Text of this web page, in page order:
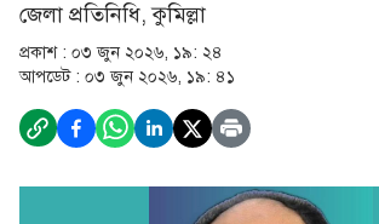
জেলা প্রতিনিধি, কুমিল্লা
প্রকাশ : ০৩ জুন ২০২৬, ১৯: ২৪
আপডেট : ০৩ জুন ২০২৬, ১৯: ৪১